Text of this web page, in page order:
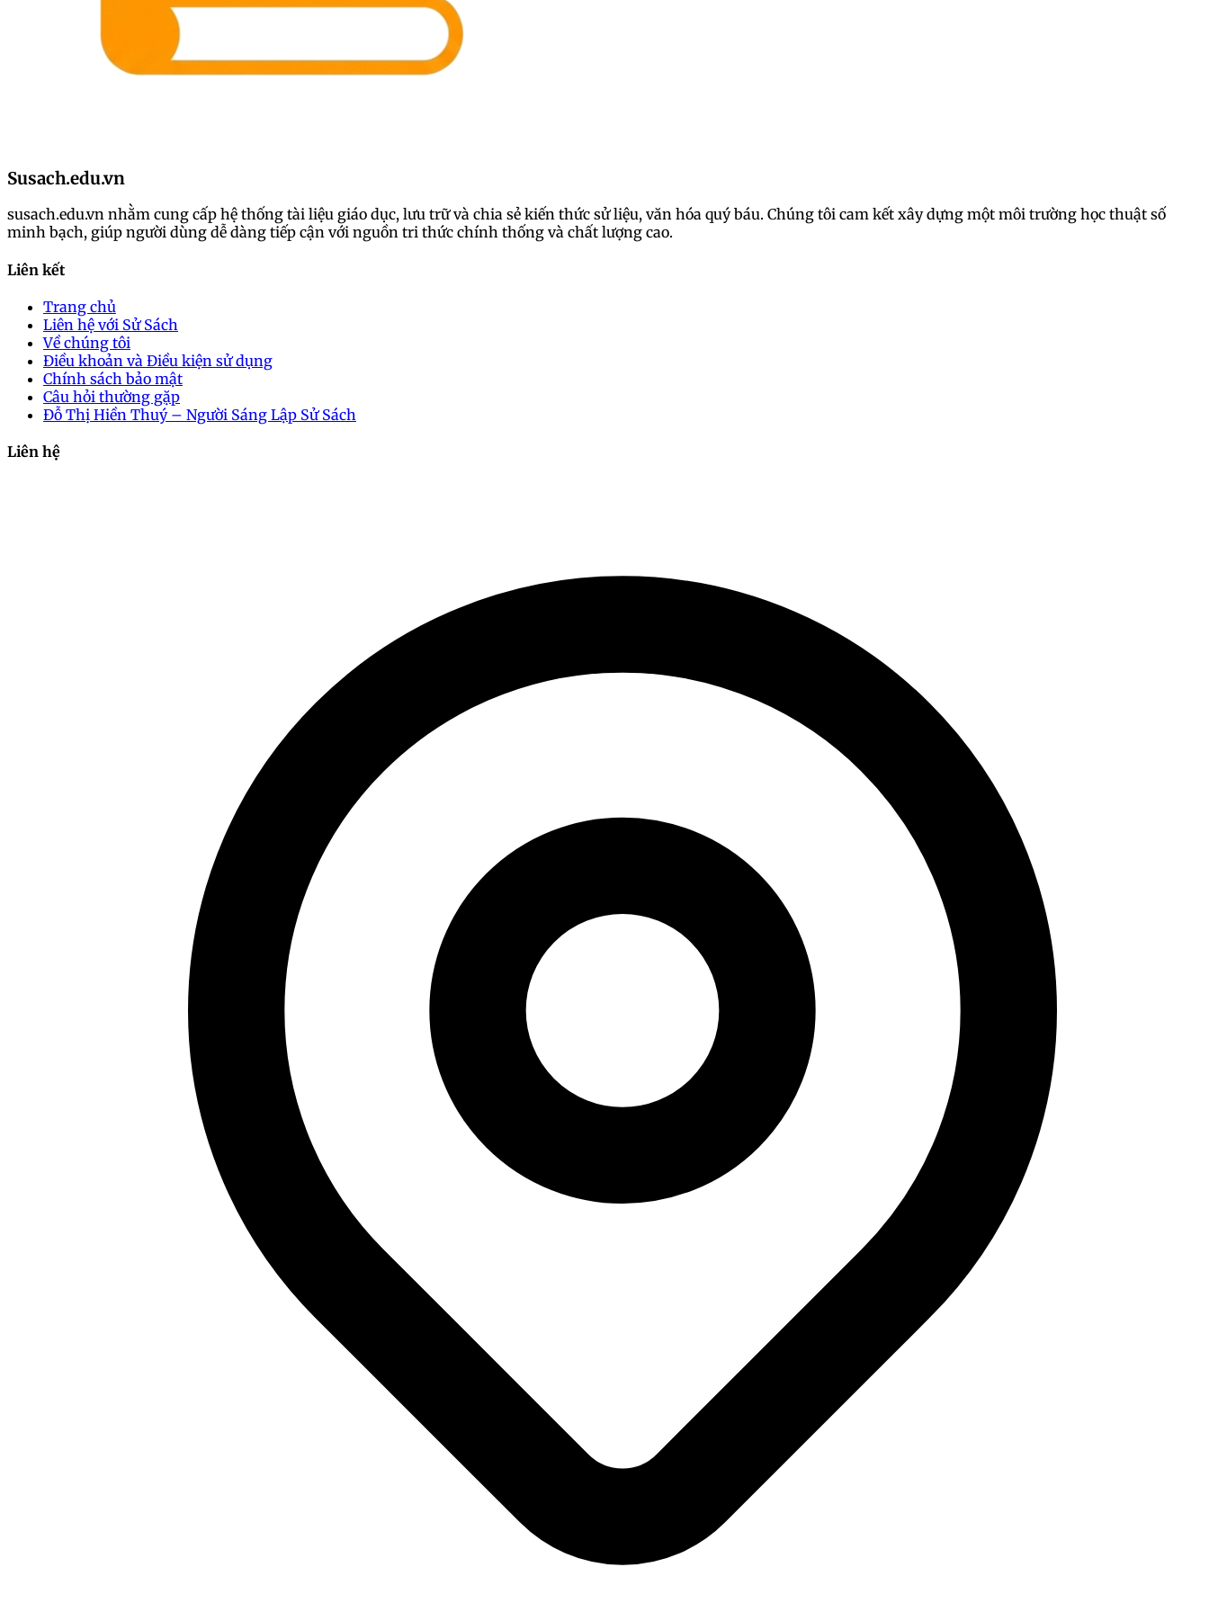
Copy link
Bạn có muốn tìm hiểu về những ảnh 18+, ảnh sex nữ sinh Trung Quốc vú to, mông đẹp đầy quyến rũ và độc đáo? Bài viết này sẽ đưa bạn đến một thế giới hình ảnh thú vị,
nơi bạn có thể thỏa mãn sự tò mò và khám phá những khía cạnh mới lạ của sự gợi cảm. Hãy cùng tìm hiểu ngay!
Hy vọng rằng bạn đã tìm thấy những ảnh sex nữ sinh Trung Quốc hấp dẫn qua bài viết này. Những hình ảnh này không chỉ giúp bạn giải trí mà còn mang đến nhiều
trải nghiệm thú vị. Hãy trở lại để khám phá thêm nhiều nội dung hấp dẫn khác và chia sẻ với bạn bè để cùng nhau thưởng thức nhé!
Hoài An là chuyên gia hàng đầu về ca dao tục ngữ Việt Nam với hơn 15 năm kinh nghiệm nghiên cứu tại các viện văn học uy tín. Bà đã xuất bản nhiều công trình học
thuật, nhận Giải thưởng Nghiên cứu Văn hóa Dân gian 2015 và Giải Nhà nước về Văn học Nghệ thuật 2020, góp phần bảo tồn di sản văn hóa dân gian trên Sử Sách.
Xem tất cả bài viết của tác giả
Susach.edu.vn
susach.edu.vn nhằm cung cấp hệ thống tài liệu giáo dục, lưu trữ và chia sẻ kiến thức sử liệu, văn hóa quý báu. Chúng tôi cam kết xây dựng một môi trường học thuật số
minh bạch, giúp người dùng dễ dàng tiếp cận với nguồn tri thức chính thống và chất lượng cao.
Liên kết
Trang chủ
Liên hệ với Sử Sách
Về chúng tôi
Điều khoản và Điều kiện sử dụng
Chính sách bảo mật
Câu hỏi thường gặp
Đỗ Thị Hiền Thuý – Người Sáng Lập Sử Sách
Liên hệ